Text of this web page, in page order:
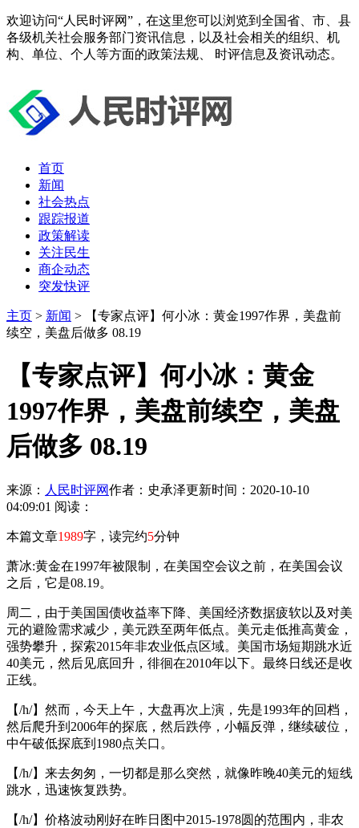
欢迎访问“人民时评网”，在这里您可以浏览到全国省、市、县
各级机关社会服务部门资讯信息，以及社会相关的组织、机
构、单位、个人等方面的政策法规、 时评信息及资讯动态。
首页
新闻
社会热点
跟踪报道
政策解读
关注民生
商企动态
突发快评
主页 > 新闻 > 【专家点评】何小冰：黄金1997作界，美盘前
续空，美盘后做多 08.19
【专家点评】何小冰：黄金
1997作界，美盘前续空，美盘
后做多 08.19
来源： 人民时评网作者：史承泽更新时间：2020-10-10
04:09:01 阅读：
本篇文章1989字，读完约5分钟
萧冰:黄金在1997年被限制，在美国空会议之前，在美国会议
之后，它是08.19。
周二，由于美国国债收益率下降、美国经济数据疲软以及对美
元的避险需求减少，美元跌至两年低点。美元走低推高黄金，
强势攀升，探索2015年非农业低点区域。美国市场短期跳水近
40美元，然后见底回升，徘徊在2010年以下。最终日线还是收
正线。
【/h/】然而，今天上午，大盘再次上演，先是1993年的回档，
然后爬升到2006年的探底，然后跌停，小幅反弹，继续破位，
中午破低探底到1980点关口。
【/h/】来去匆匆，一切都是那么突然，就像昨晚40美元的短线
跳水，迅速恢复跌势。
【/h/】价格波动刚好在昨日图中2015-1978圆的范围内，非农